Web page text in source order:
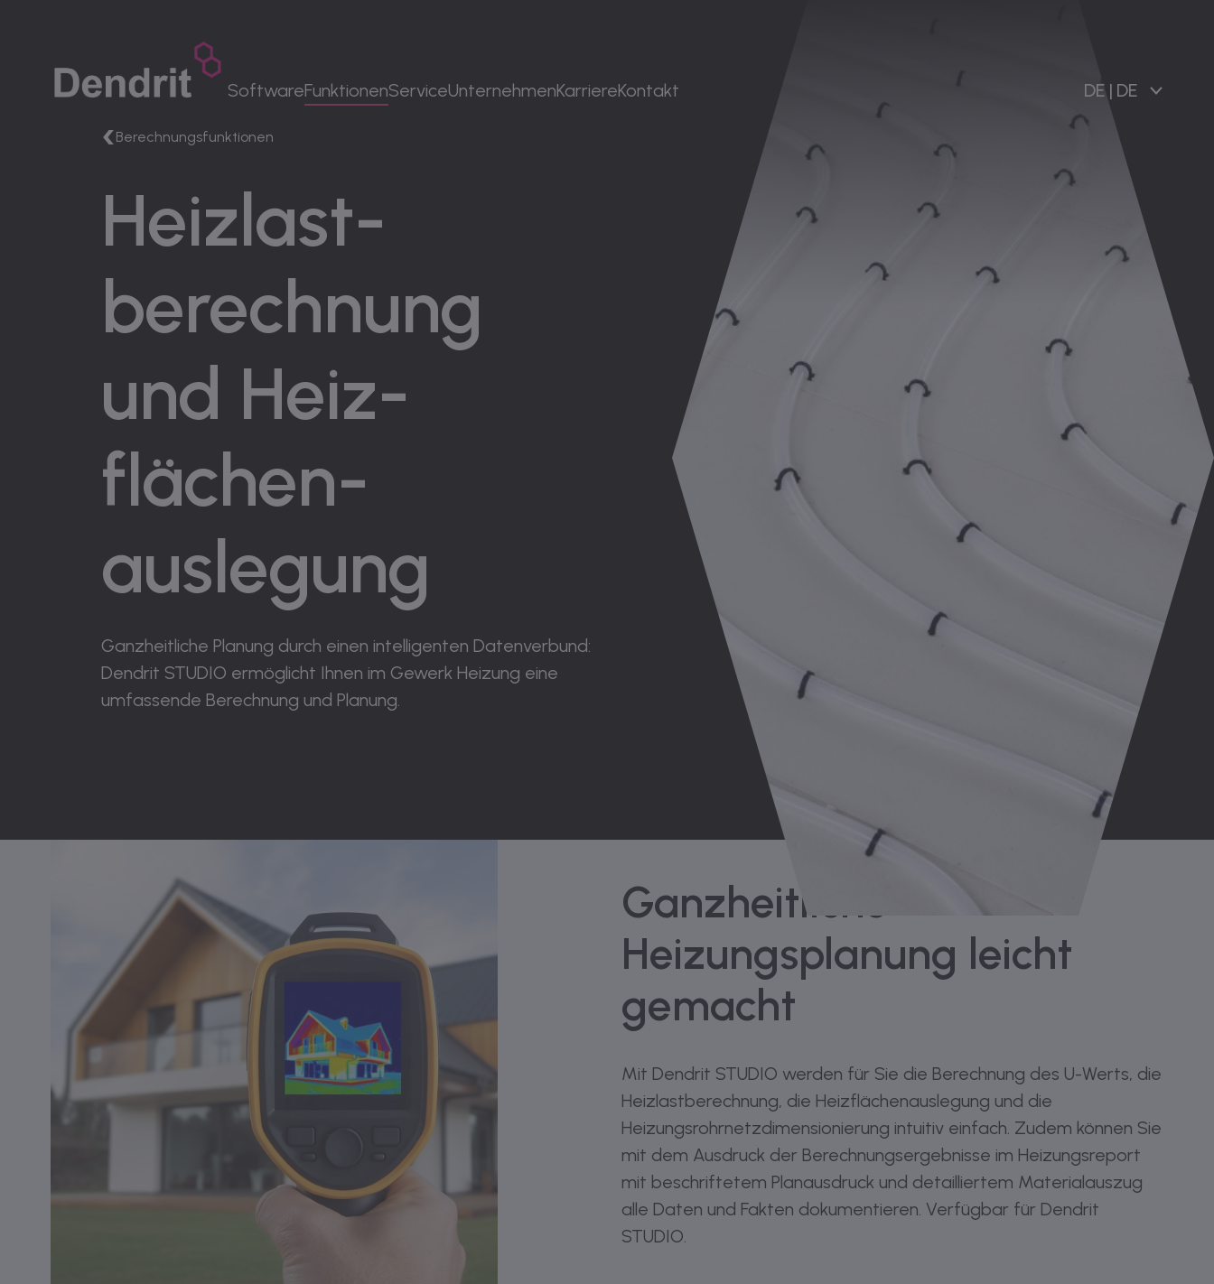
SoftwareFunktionenServiceUnternehmenKarriereKontakt DE | DE
Software
Unternehmen
DE DE Sprachwechsler
Berechnungsfunktionen
Heiz­last­
berechnung
und Heiz­
flächen­
auslegung
Ganzheitliche Planung durch einen intelligenten Datenverbund:
Dendrit STUDIO ermöglicht Ihnen im Gewerk Heizung eine
umfassende Berechnung und Planung.
Ganzheitliche
Heizungsplanung leicht
gemacht
Mit Dendrit STUDIO werden für Sie die Berechnung des U-Werts, die
Heizlastberechnung, die Heizflächenauslegung und die
Heizungsrohrnetzdimensionierung intuitiv einfach. Zudem können Sie
mit dem Ausdruck der Berechnungsergebnisse im Heizungsreport
mit beschriftetem Planausdruck und detailliertem Materialauszug
alle Daten und Fakten dokumentieren. Verfügbar für Dendrit
STUDIO.